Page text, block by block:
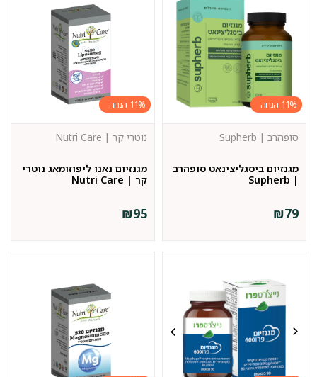
11%
מגנזיום ביסגליצינאט סופהרב
| Supherb
סופהרב | Supherb
₪79
11%
מגנזיום נאנו ליפוזומאג נוטרי
קר | Nutri Care
נוטרי קר | Nutri Care
₪95